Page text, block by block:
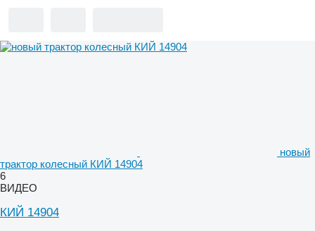
новый
трактор колесный КИЙ 14904
6
ВИДЕО
КИЙ 14904